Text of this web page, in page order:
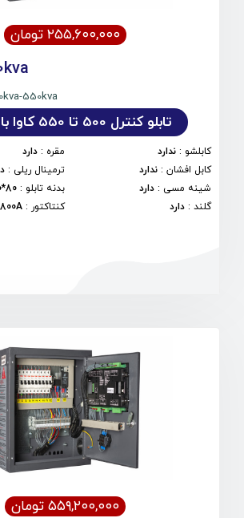
۲۵۵,۶۰۰,۰۰۰ تومان
550kva
تابلو کنترل 500 تا 550 کاوا با لوازم هیوندا
کابلشو : ندارد مقره : دارد
کابل افشان : ندارد ترمینال ریلی :
شینه مسی : دارد بدنه تابلو :
80*80*200
گلند : دارد کنتاکتور :
800A
۵۵۹,۲۰۰,۰۰۰ تومان